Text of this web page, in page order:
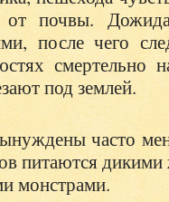
от почвы.
после чего
смертельно
под землей.
часто
питаются
монстрами.